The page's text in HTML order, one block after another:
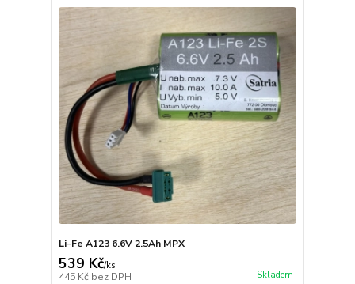
Li-Fe A123 6.6V 2.5Ah MPX
539 Kč/ks
445 Kč bez DPH Skladem